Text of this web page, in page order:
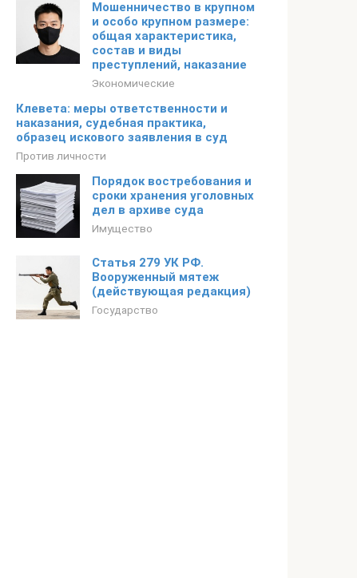
Мошенничество в крупном
и особо крупном размере:
общая характеристика,
состав и виды
преступлений, наказание
Экономические
Клевета: меры ответственности и
наказания, судебная практика,
образец искового заявления в суд
Против личности
Порядок востребования и
сроки хранения уголовных
дел в архиве суда
Имущество
Статья 279 УК РФ.
Вооруженный мятеж
(действующая редакция)
Государство